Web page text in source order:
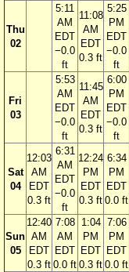
Thu
02
5:11
AM
EDT
−0.0
ft
11:08
AM
EDT
0.3 ft
5:25
PM
EDT
−0.0
ft
Fri
03
5:53
AM
EDT
−0.0
ft
11:45
AM
EDT
0.3 ft
6:00
PM
EDT
−0.0
ft
Sat
04
12:03
AM
EDT
0.3 ft
6:31
AM
EDT
−0.0
ft
12:24
PM
EDT
0.3 ft
6:34
PM
EDT
0.0 ft
Sun
05
12:40
AM
EDT
0.3 ft
7:08
AM
EDT
0.0 ft
1:04
PM
EDT
0.3 ft
7:06
PM
EDT
0.0 ft